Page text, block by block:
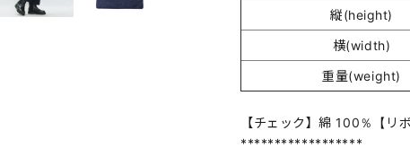
縦(height)
横(width)
重量(weight)
【チェック】綿 100％【リ
******************